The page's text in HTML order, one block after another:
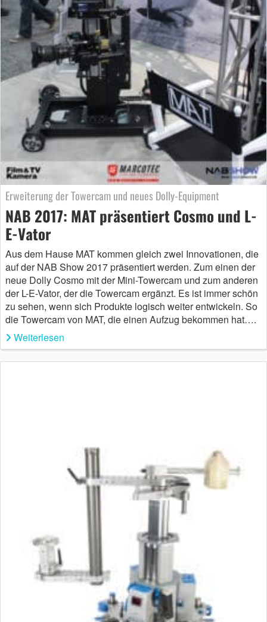
Erweiterung der Towercam und neues Dolly-Equipment
NAB 2017: MAT präsentiert Cosmo und L-
E-Vator
Aus dem Hause MAT kommen gleich zwei Innovationen, die
auf der NAB Show 2017 präsentiert werden. Zum einen der
neue Dolly Cosmo mit der Mini-Towercam und zum anderen
der L-E-Vator, der die Towercam ergänzt. Es ist immer schön
zu sehen, wenn sich Produkte logisch weiter entwickeln. So
die Towercam von MAT, die einen Aufzug bekommen hat….
Weiterlesen